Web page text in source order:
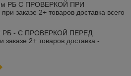
РБ С ПРОВЕРКОЙ ПРИ
заказе 2+ товаров доставка всего
РБ - С ПРОВЕРКОЙ ПЕРЕД
2+ товаров доставка -